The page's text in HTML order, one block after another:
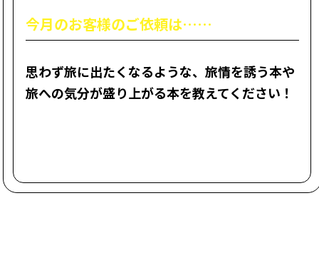
今月のお客様のご依頼は……
思わず旅に出たくなるような、旅情を誘う本や
旅への気分が盛り上がる本を教えてください！